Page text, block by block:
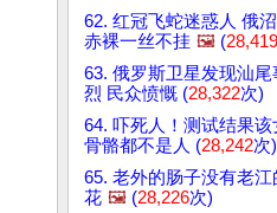
62. 红冠飞蛇迷惑人 俄
赤裸一丝不挂 🖼️ (28,419
63. 俄罗斯卫星发现汕尾
烈 民众愤慨 (28,322次)
64. 吓死人！测试结果该
骨骼都不是人 (28,242次)
65. 老外的肠子没有老江
花 🖼️ (28,226次)